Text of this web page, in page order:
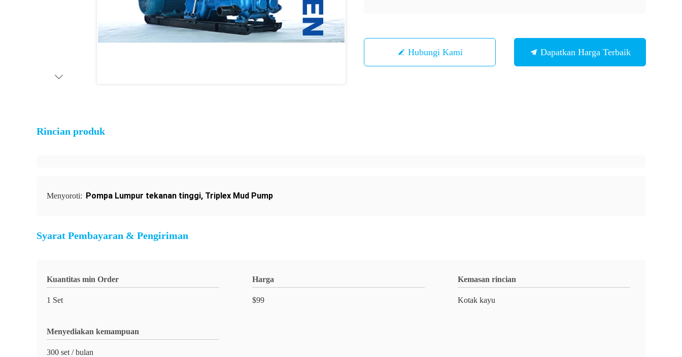
Hubungi Kami Dapatkan Harga Terbaik
Rincian produk
Menyoroti: Pompa Lumpur tekanan tinggi, Triplex Mud Pump
Syarat Pembayaran & Pengiriman
Kuantitas min Order
1 Set
Harga
$99
Kemasan rincian
Kotak kayu
Menyediakan kemampuan
300 set / bulan